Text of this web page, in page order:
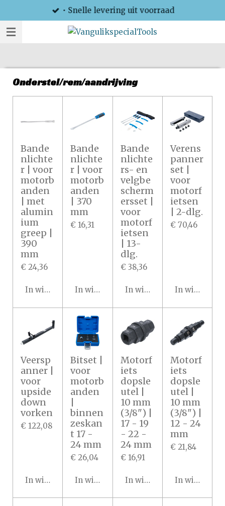
direct
naar
• Snelle levering uit voorraad
Onderstel/rem/aandrijving
Bande
nlichte
r | voor
motorb
anden
| met
alumin
ium
greep |
390
mm
€ 24,36
In winkelwagen
Bande
nlichte
r | voor
motorb
anden
| 370
mm
€ 16,31
In winkelwagen
Bande
nlichte
rs- en
velgbe
scherm
ersset |
voor
motorf
ietsen
| 13-
dlg.
€ 38,36
In winkelwagen
Verens
panner
set |
voor
motorf
ietsen
| 2-dlg.
€ 70,46
In
Veersp
anner |
voor
upside
down
vorken
€ 122,08
In winkelwagen
Bitset |
voor
motorb
anden
binnen
zeskan
t 17 -
24 mm
€ 26,04
In winkelwagen
Motorf
iets
dopsle
utel |
10 mm
(3/8") |
17 - 19
- 22 -
24 mm
€ 16,91
In winkelwagen
Motorf
iets
dopsle
utel |
10 mm
(3/8") |
12 - 24
mm
€ 21,84
In